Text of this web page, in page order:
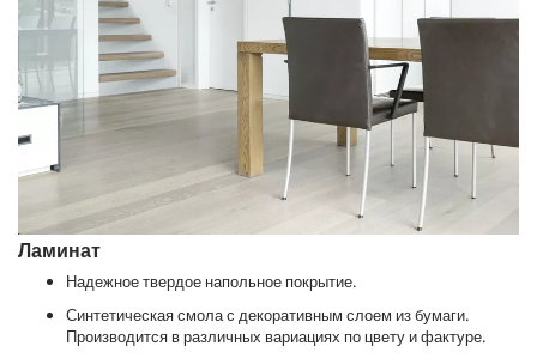
Ламинат
Надежное твердое напольное покрытие.
Синтетическая смола с декоративным слоем из бумаги.
Производится в различных вариациях по цвету и фактуре.